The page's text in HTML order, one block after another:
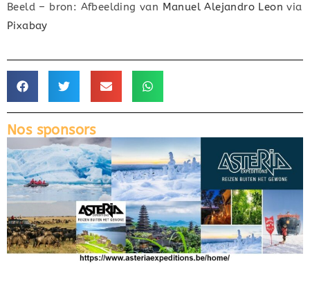
Beeld – bron: Afbeelding van Manuel Alejandro Leon via
Pixabay
Nos sponsors